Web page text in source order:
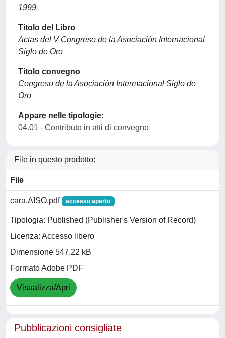
1999
Titolo del Libro
Actas del V Congreso de la Asociación Internacional
Siglo de Oro
Titolo convegno
Congreso de la Asociación Intermacional Siglo de
Oro
Appare nelle tipologie:
04.01 - Contributo in atti di convegno
File in questo prodotto:
File
cara.AISO.pdf accesso aperto
Tipologia: Published (Publisher's Version of Record)
Licenza: Accesso libero
Dimensione 547.22 kB
Formato Adobe PDF
Visualizza/Apri
Pubblicazioni consigliate